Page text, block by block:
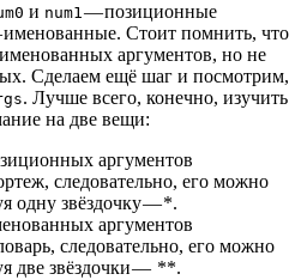
и num1— позиционные
Стоит помнить, что
аргументов, но не
Сделаем ещё шаг и посмотрим,
. Лучше всего, конечно, изучить
на две вещи:
аргументов
следовательно, его можно
одну звёздочку — *.
аргументов
следовательно, его можно
две звёздочки — **.